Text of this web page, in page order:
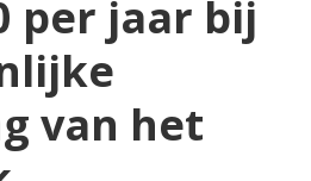
per jaar bij
van het